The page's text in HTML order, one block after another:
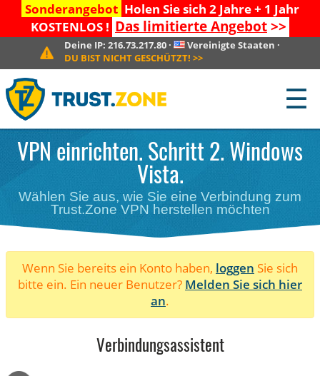
Sonderangebot Holen Sie sich 2 Jahre + 1 Jahr
KOSTENLOS ! Das limitierte Angebot>>
Deine IP:216.73.217.80 · Vereinigte Staaten ·
DU BIST NICHT GESCHÜTZT! >>
☰
VPN einrichten. Schritt 2. Windows
Vista.
Wählen Sie aus, wie Sie eine Verbindung zum
Trust.Zone VPN herstellen möchten
Wenn Sie bereits ein Konto haben, loggen Sie sich
bitte ein. Ein neuer Benutzer? Melden Sie sich hier
an.
Verbindungsassistent